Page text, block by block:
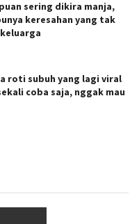
sering dikira manja,
keresahan yang tak
roti subuh yang lagi viral
coba saja, nggak mau